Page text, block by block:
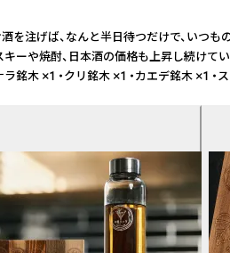
げば、なんと半日待つだけで
酎、日本酒の価格も上昇し続
木 ×1 ・クリ銘木 ×1 ・カエデ